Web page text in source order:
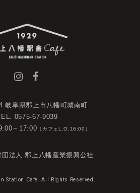
岐阜県郡上市八幡町城南町
0575-67-9039
～17:00 （カフェL.O.16:00）
団法人 郡上八幡産業振興公社
Station Cafe. All Rights Reserved.